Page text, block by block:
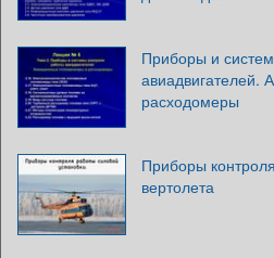
Приборы и
авиадвигателей.
расходомеры
Приборы
вертолета